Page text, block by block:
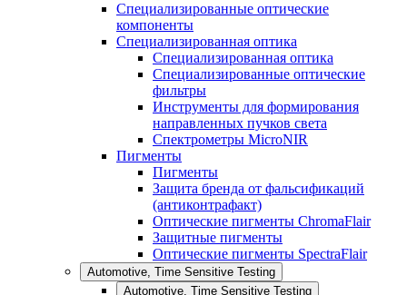
Специализированные оптические
компоненты
Специализированная оптика
Специализированная оптика
Специализированные оптические
фильтры
Инструменты для формирования
направленных пучков света
Спектрометры MicroNIR
Пигменты
Пигменты
Защита бренда от фальсификаций
(антиконтрафакт)
Оптические пигменты ChromaFlair
Защитные пигменты
Оптические пигменты SpectraFlair
Automotive, Time Sensitive Testing
Automotive, Time Sensitive Testing